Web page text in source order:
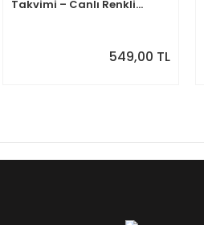
Takvimi – Canlı Renkli
549,00 TL